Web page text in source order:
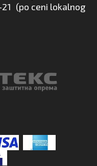
(po ceni lokalnog